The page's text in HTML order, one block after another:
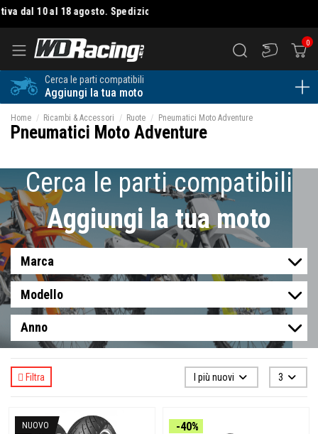
dal 10 al 18 agosto. Spedizioni dal 19 agosto
0
Cerca le parti compatibili
Aggiungi la tua moto
Home Ricambi & Accessori Ruote Pneumatici Moto Adventure
Pneumatici Moto Adventure
Cerca le parti compatibili
Aggiungi la tua moto
Filtra I più nuovi 3
NUOVO -40%